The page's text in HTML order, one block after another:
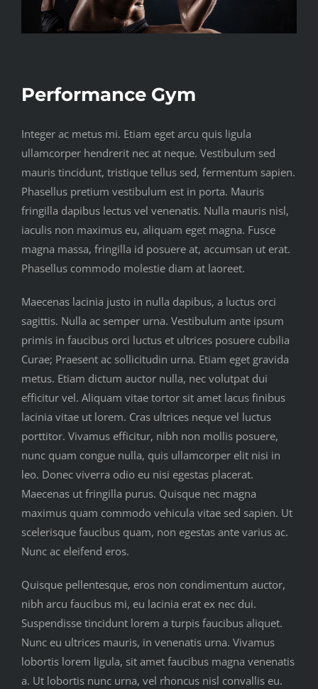
Performance Gym
Integer ac metus mi. Etiam eget arcu quis ligula
ullamcorper hendrerit nec at neque. Vestibulum sed
mauris tincidunt, tristique tellus sed, fermentum sapien.
Phasellus pretium vestibulum est in porta. Mauris
fringilla dapibus lectus vel venenatis. Nulla mauris nisl,
iaculis non maximus eu, aliquam eget magna. Fusce
magna massa, fringilla id posuere at, accumsan ut erat.
Phasellus commodo molestie diam at laoreet.
Maecenas lacinia justo in nulla dapibus, a luctus orci
sagittis. Nulla ac semper urna. Vestibulum ante ipsum
primis in faucibus orci luctus et ultrices posuere cubilia
Curae; Praesent ac sollicitudin urna. Etiam eget gravida
metus. Etiam dictum auctor nulla, nec volutpat dui
efficitur vel. Aliquam vitae tortor sit amet lacus finibus
lacinia vitae ut lorem. Cras ultrices neque vel luctus
porttitor. Vivamus efficitur, nibh non mollis posuere,
nunc quam congue nulla, quis ullamcorper elit nisi in
leo. Donec viverra odio eu nisi egestas placerat.
Maecenas ut fringilla purus. Quisque nec magna
maximus quam commodo vehicula vitae sed sapien. Ut
scelerisque faucibus quam, non egestas ante varius ac.
Nunc ac eleifend eros.
Quisque pellentesque, eros non condimentum auctor,
nibh arcu faucibus mi, eu lacinia erat ex nec dui.
Suspendisse tincidunt lorem a turpis faucibus aliquet.
Nunc eu ultrices mauris, in venenatis urna. Vivamus
lobortis lorem ligula, sit amet faucibus magna venenatis
a. Ut lobortis nunc urna, vel rhoncus nisl convallis eu.